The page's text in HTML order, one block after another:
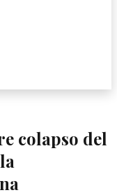
colapso del